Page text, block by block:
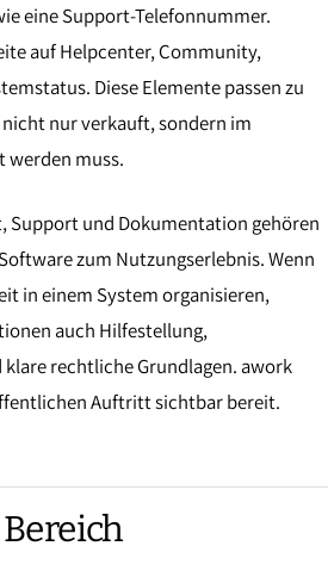
eine Support-Telefonnummer.
auf Helpcenter, Community,
Diese Elemente passen zu
nur verkauft, sondern im
werden muss.
Support und Dokumentation gehören
zum Nutzungserlebnis. Wenn
in einem System organisieren,
auch Hilfestellung,
rechtliche Grundlagen. awork
Auftritt sichtbar bereit.